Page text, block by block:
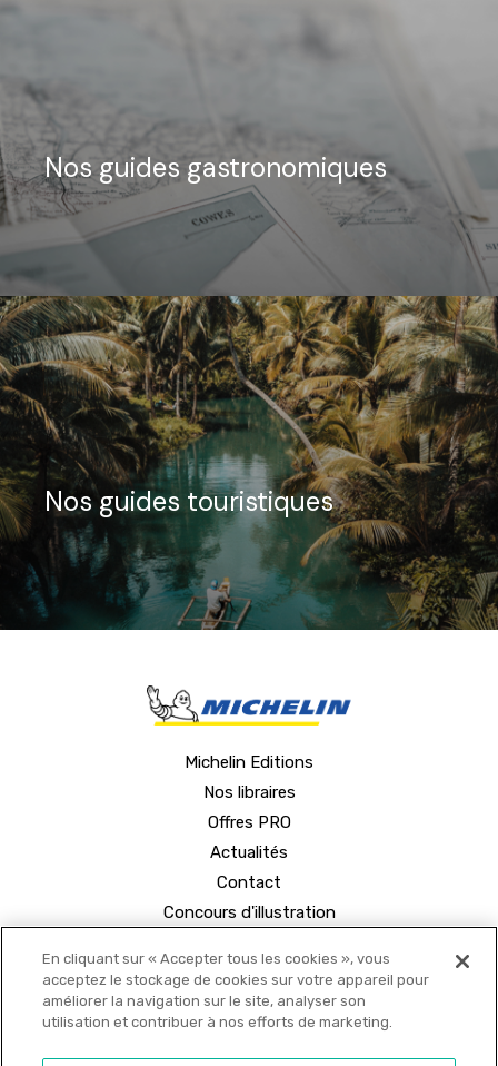
Nos guides gastronomiques
Nos guides touristiques
Michelin Editions
Nos libraires
Offres PRO
Actualités
Contact
Concours d'illustration
En cliquant sur « Accepter tous les cookies », vous
acceptez le stockage de cookies sur votre appareil pour
améliorer la navigation sur le site, analyser son
utilisation et contribuer à nos efforts de marketing.